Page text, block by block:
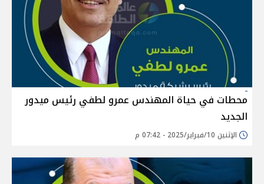
محطات في حياة المهندس عمرو لطفي رئيس ميدور
الجديد
الإثنين 10/فبراير/2025 - 07:42 م